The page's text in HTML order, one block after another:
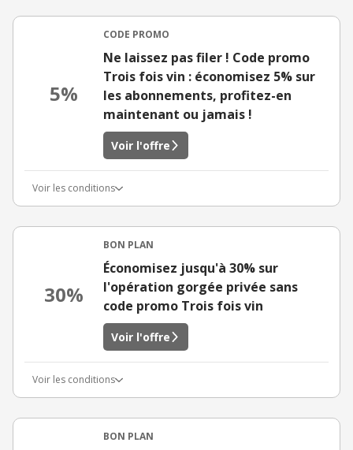
5%
CODE PROMO
Ne laissez pas filer ! Code promo
Trois fois vin : économisez 5% sur
les abonnements, profitez-en
maintenant ou jamais !
Voir l'offre
Voir les conditions
30%
BON PLAN
Économisez jusqu'à 30% sur
l'opération gorgée privée sans
code promo Trois fois vin
Voir l'offre
Voir les conditions
BON PLAN